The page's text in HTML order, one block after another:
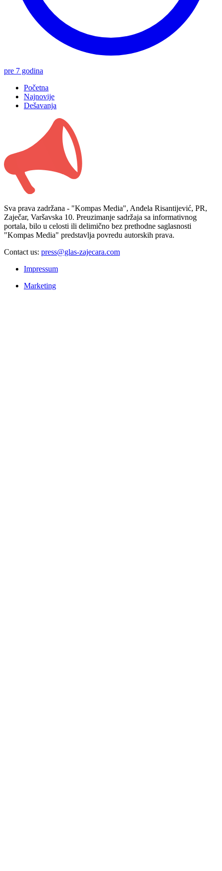
pre 7 godina
Početna
Najnovije
Dešavanja
Sva prava zadržana - "Kompas Media", Anđela Risantijević, PR,
Zaječar, Varšavska 10. Preuzimanje sadržaja sa informativnog
portala, bilo u celosti ili delimično bez prethodne saglasnosti
"Kompas Media" predstavlja povredu autorskih prava.
Contact us: press@glas-zajecara.com
Impressum
Marketing